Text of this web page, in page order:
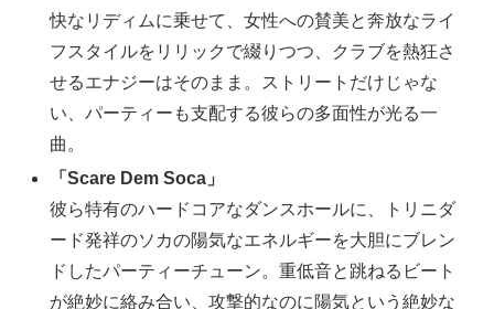
快なリディムに乗せて、女性への賛美と奔放なライ
フスタイルをリリックで綴りつつ、クラブを熱狂さ
せるエナジーはそのまま。ストリートだけじゃな
い、パーティーも支配する彼らの多面性が光る一
曲。
「Scare Dem Soca」
彼ら特有のハードコアなダンスホールに、トリニダ
ード発祥のソカの陽気なエネルギーを大胆にブレン
ドしたパーティーチューン。重低音と跳ねるビート
が絶妙に絡み合い、攻撃的なのに陽気という絶妙な